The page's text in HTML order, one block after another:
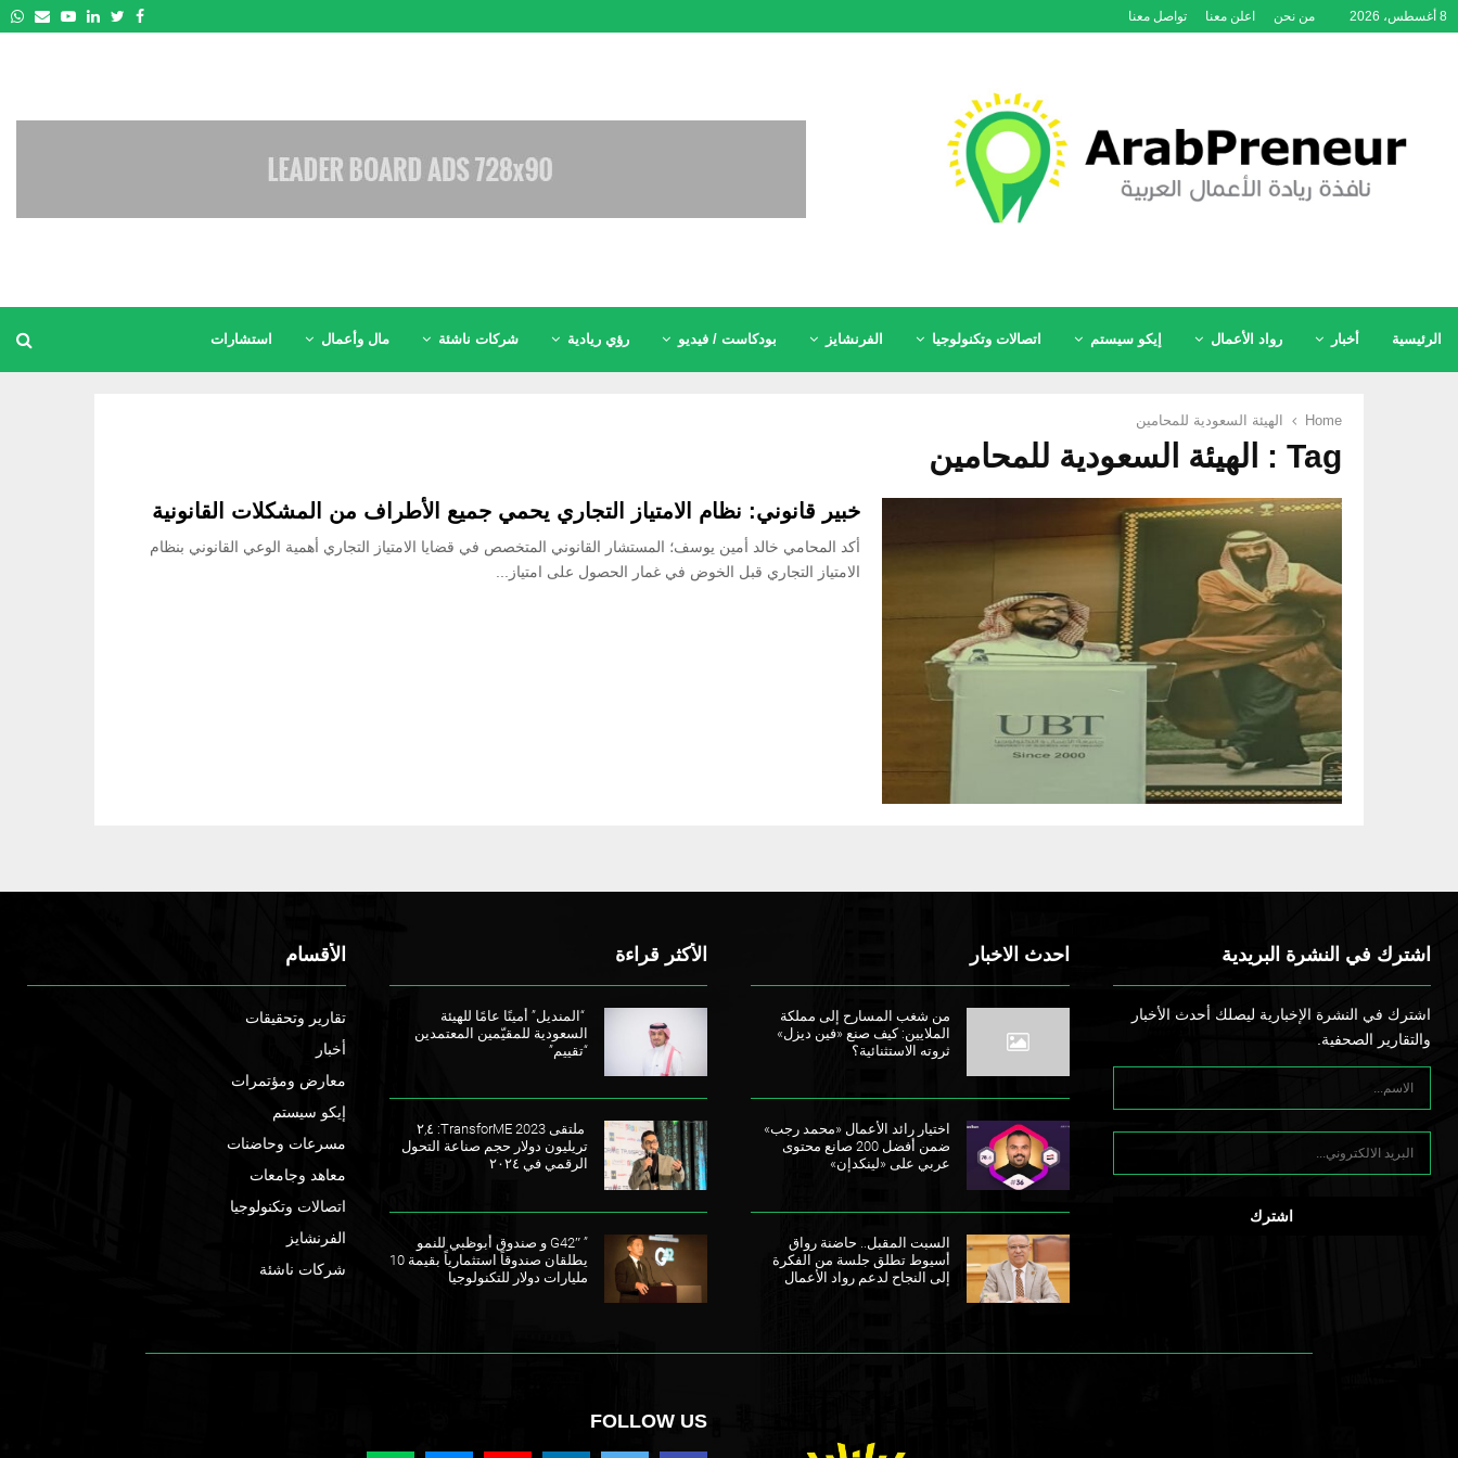
8 أغسطس، 2026 من نحن اعلن معنا تواصل معنا Facebook
Twitter
Linkedin
Youtube
الرئيسية أخبار رواد الأعمال إيكو سيستم اتصالات وتكنولوجيا الفرنشايز بودكاست / فيديو رؤي ريادية شركات ناشئة مال وأعمال استشارات
Home الهيئة السعودية للمحامين
Tag : الهيئة السعودية للمحامين
خبير قانوني: نظام الامتياز التجاري يحمي جميع الأطراف من المشكلات القانونية
أكد المحامي خالد أمين يوسف؛ المستشار القانوني المتخصص في قضايا الامتياز التجاري أهمية الوعي القانوني بنظام
الامتياز التجاري قبل الخوض في غمار الحصول على امتياز...
اشترك في النشرة البريدية
اشترك في النشرة الإخبارية ليصلك أحدث الأخبار
والتقارير الصحفية.
احدث الاخبار
من شغب المسارح إلى مملكة
الملايين: كيف صنع «فين ديزل»
ثروته الاستثنائية؟
اختيار رائد الأعمال «محمد رجب»
ضمن أفضل 200 صانع محتوى
عربي على «لينكدإن»
السبت المقبل.. حاضنة رواق
أسيوط تطلق جلسة من الفكرة
إلى النجاح لدعم رواد الأعمال
الأكثر قراءة
“المنديل” أمينًا عامًا للهيئة
السعودية للمقيّمين المعتمدين
“تقييم”
ملتقى TransforME 2023: ٢,٤
تريليون دولار حجم صناعة التحول
الرقمي في ٢٠٢٤
” G42″ و صندوق أبوظبي للنمو
يطلقان صندوقاً استثمارياً بقيمة 10
مليارات دولار للتكنولوجيا
الأقسام
تقارير وتحقيقات
أخبار
معارض ومؤتمرات
إيكو سيستم
مسرعات وحاضنات
معاهد وجامعات
اتصالات وتكنولوجيا
الفرنشايز
شركات ناشئة
FOLLOW US